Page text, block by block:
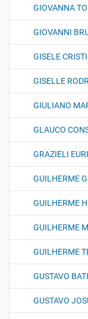
GIOVANNA
GIOVANNI
GISELE
GISELLE
GIULIANO
GLAUCO
GRAZIELI
GUILHERME
GUILHERME
GUILHERME
GUILHERME
GUSTAVO
GUSTAVO